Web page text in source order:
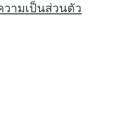
ามเป็นส่วนตัว